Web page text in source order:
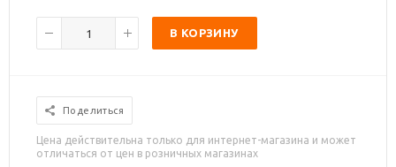
В КОРЗИНУ
Поделиться
Цена действительна только для интернет-магазина и может
отличаться от цен в розничных магазинах